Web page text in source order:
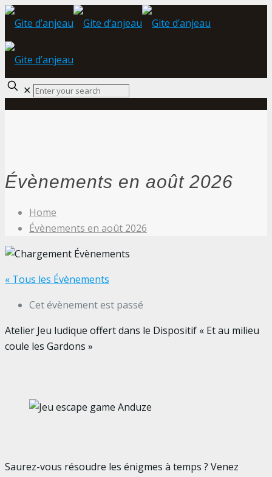
✕
Évènements en août 2026
Home
Évènements en août 2026
« Tous les Évènements
Cet évènement est passé
Atelier Jeu ludique offert dans le Dispositif « Et au milieu
coule les Gardons »
Saurez-vous résoudre les énigmes à temps ? Venez